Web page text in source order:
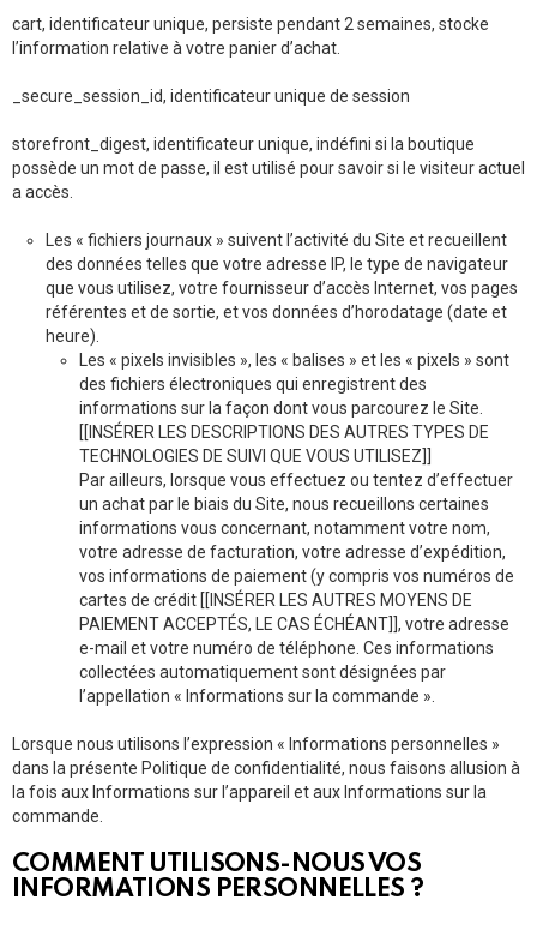
cart, identificateur unique, persiste pendant 2 semaines, stocke
l’information relative à votre panier d’achat.
_secure_session_id, identificateur unique de session
storefront_digest, identificateur unique, indéfini si la boutique
possède un mot de passe, il est utilisé pour savoir si le visiteur actuel
a accès.
Les « fichiers journaux » suivent l’activité du Site et recueillent
des données telles que votre adresse IP, le type de navigateur
que vous utilisez, votre fournisseur d’accès Internet, vos pages
référentes et de sortie, et vos données d’horodatage (date et
heure).
Les « pixels invisibles », les « balises » et les « pixels » sont
des fichiers électroniques qui enregistrent des
informations sur la façon dont vous parcourez le Site.
[[INSÉRER LES DESCRIPTIONS DES AUTRES TYPES DE
TECHNOLOGIES DE SUIVI QUE VOUS UTILISEZ]]
Par ailleurs, lorsque vous effectuez ou tentez d’effectuer
un achat par le biais du Site, nous recueillons certaines
informations vous concernant, notamment votre nom,
votre adresse de facturation, votre adresse d’expédition,
vos informations de paiement (y compris vos numéros de
cartes de crédit [[INSÉRER LES AUTRES MOYENS DE
PAIEMENT ACCEPTÉS, LE CAS ÉCHÉANT]], votre adresse
e-mail et votre numéro de téléphone. Ces informations
collectées automatiquement sont désignées par
l’appellation « Informations sur la commande ».
Lorsque nous utilisons l’expression « Informations personnelles »
dans la présente Politique de confidentialité, nous faisons allusion à
la fois aux Informations sur l’appareil et aux Informations sur la
commande.
COMMENT UTILISONS-NOUS VOS
INFORMATIONS PERSONNELLES ?